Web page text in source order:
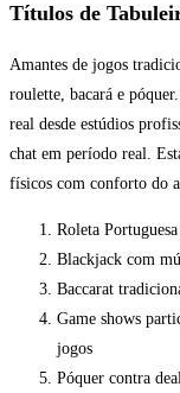
Títulos de
Amantes de jogos
roulette, bacará e
real desde estúdios
chat em período real.
físicos com conforto do
Roleta
Blackjack com
Baccarat
Game shows
jogos
Póquer contra